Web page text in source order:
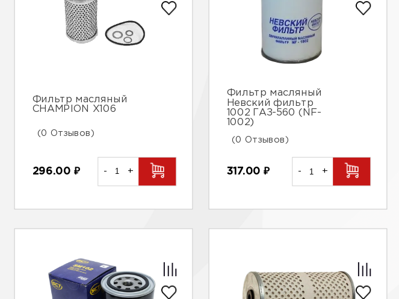
Фильтр масляный
CHAMPION Х106
(0 Отзывов)
296.00 ₽ - +
Фильтр масляный
Невский фильтр
1002 ГАЗ-560 (NF-
1002)
(0 Отзывов)
317.00 ₽ - +